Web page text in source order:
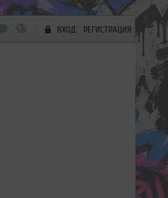
ВХОД РЕГИСТРАЦИЯ